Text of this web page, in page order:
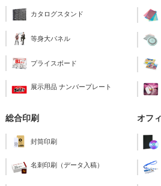
カタログスタンド
等身大パネル
プライスボード
展示用品 ナンバープレート
総合印刷
封筒印刷
名刺印刷（データ入稿）
オフ